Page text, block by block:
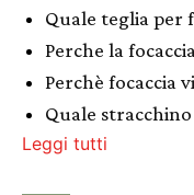
Quale teglia per
Perche la
Perchè focaccia
Quale
Leggi tutti